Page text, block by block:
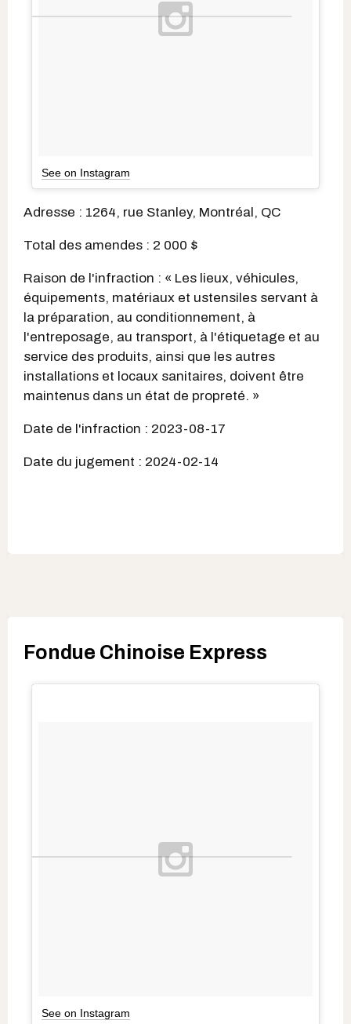
See on Instagram
Adresse : 1264, rue Stanley, Montréal, QC
Total des amendes : 2 000 $
Raison de l'infraction : « Les lieux, véhicules,
équipements, matériaux et ustensiles servant à
la préparation, au conditionnement, à
l'entreposage, au transport, à l'étiquetage et au
service des produits, ainsi que les autres
installations et locaux sanitaires, doivent être
maintenus dans un état de propreté. »
Date de l'infraction : 2023-08-17
Date du jugement : 2024-02-14
Fondue Chinoise Express
See on Instagram